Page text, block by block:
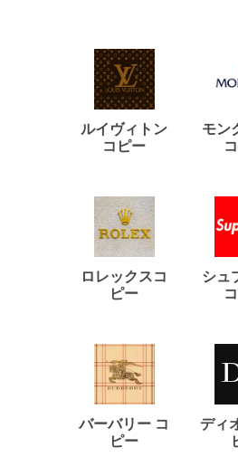
ルイヴィトン
コピー
モン
ロレックスコ
ピー
シュ
バーバリー コ
ピー
ディ